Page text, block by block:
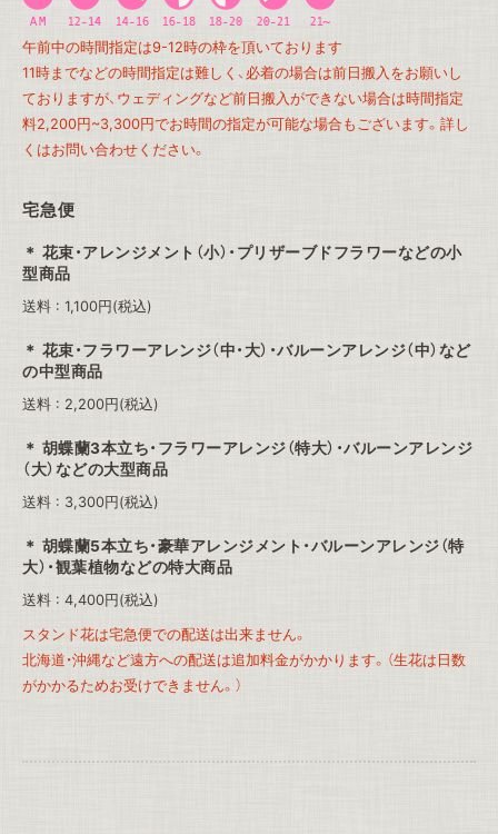
午前中の時間指定は9-12時の枠を頂いております
11時までなどの時間指定は難しく、必着の場合は前日搬入をお願いし
ておりますが、ウェディングなど前日搬入ができない場合は時間指定
料2,200円~3,300円でお時間の指定が可能な場合もございます。詳し
くはお問い合わせください。
宅急便
花束・アレンジメント（小）・プリザーブドフラワーなどの小
型商品
送料 : 1,100円(税込)
花束・フラワーアレンジ（中・大）・バルーンアレンジ（中）など
の中型商品
送料 : 2,200円(税込)
胡蝶蘭3本立ち・フラワーアレンジ（特大）・バルーンアレンジ
（大）などの大型商品
送料 : 3,300円(税込)
胡蝶蘭5本立ち・豪華アレンジメント・バルーンアレンジ（特
大）・観葉植物などの特大商品
送料 : 4,400円(税込)
スタンド花は宅急便での配送は出来ません。
北海道・沖縄など遠方への配送は追加料金がかかります。（生花は日数
がかかるためお受けできません。）